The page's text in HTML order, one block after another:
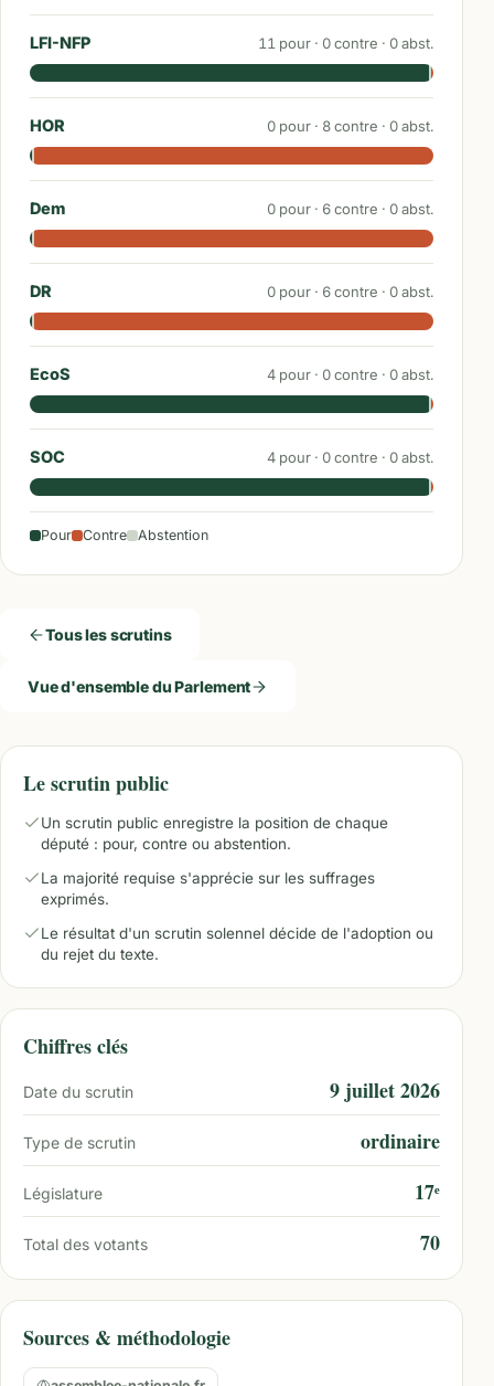
LFI-NFP 11 pour · 0contre · 0abst.
HOR 0 pour · 8contre · 0abst.
Dem 0 pour · 6contre · 0abst.
DR 0 pour · 6contre · 0abst.
EcoS 4 pour · 0contre · 0abst.
SOC 4 pour · 0contre · 0abst.
Pour Contre Abstention
Tous les scrutins
Vue d'ensemble du Parlement
Le scrutin public
Un scrutin public enregistre la position de chaque
député : pour, contre ou abstention.
La majorité requise s'apprécie sur les suffrages
exprimés.
Le résultat d'un scrutin solennel décide de l'adoption ou
du rejet du texte.
Chiffres clés
Date du scrutin 9 juillet 2026
Type de scrutin ordinaire
Législature 17ᵉ
Total des votants 70
Sources & méthodologie